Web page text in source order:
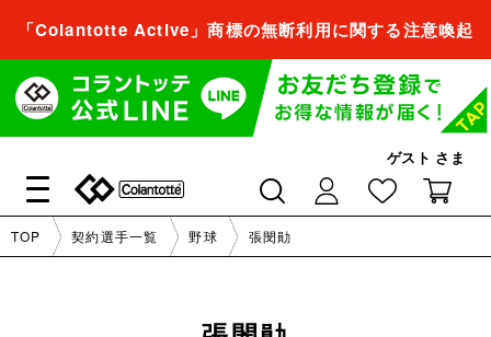
「Colantotte Active」商標の無断利用に関する注意喚起
ゲスト さま
会員登録すれば、
会員登録すれば、
商品をお気に入り登録できるようになります。
会員登録／ログイン
TOP 契約選手一覧 野球 張閔勛